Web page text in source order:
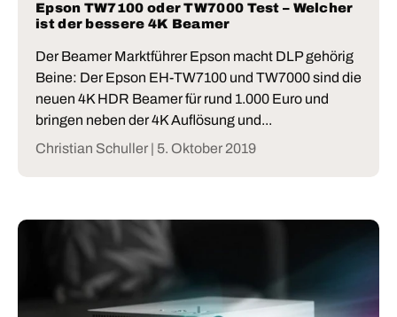
Epson TW7100 oder TW7000 Test – Welcher
ist der bessere 4K Beamer
Der Beamer Marktführer Epson macht DLP gehörig
Beine: Der Epson EH-TW7100 und TW7000 sind die
neuen 4K HDR Beamer für rund 1.000 Euro und
bringen neben der 4K Auflösung und...
Christian Schuller | 5. Oktober 2019